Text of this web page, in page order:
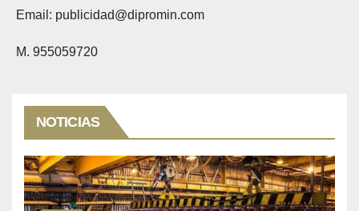
Email: publicidad@dipromin.com
M. 955059720
NOTICIAS